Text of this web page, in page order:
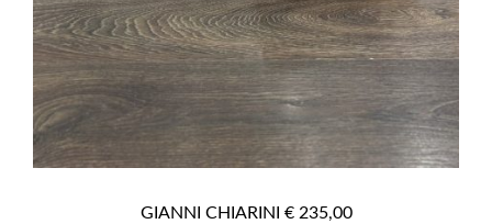
GIANNI CHIARINI € 235,00